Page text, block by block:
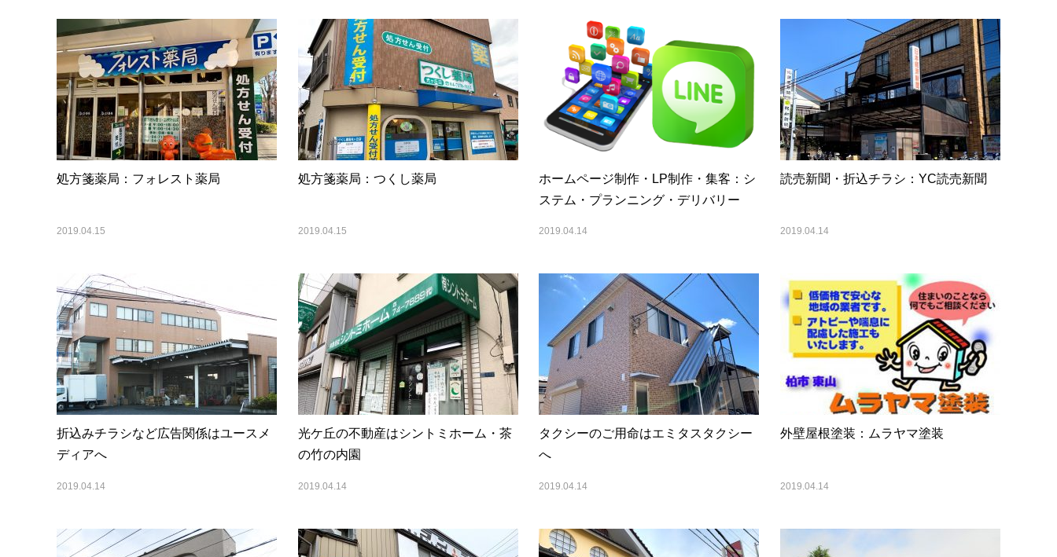
処方箋薬局：フォレスト薬局
2019.04.15
処方箋薬局：つくし薬局
2019.04.15
ホームページ制作・LP制作・集客：シ
ステム・プランニング・デリバリー
2019.04.14
読売新聞・折込チラシ：YC読売新聞
2019.04.14
折込みチラシなど広告関係はユースメ
ディアへ
2019.04.14
光ケ丘の不動産はシントミホーム・茶
の竹の内園
2019.04.14
タクシーのご用命はエミタスタクシー
へ
2019.04.14
外壁屋根塗装：ムラヤマ塗装
2019.04.14